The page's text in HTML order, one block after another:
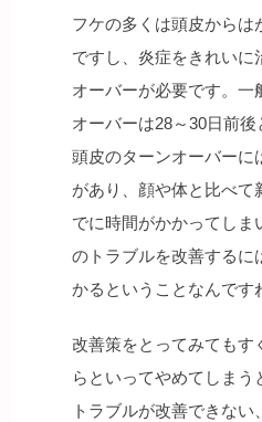
フケの多くは頭皮からは
ですし、炎症をきれいに
オーバーが必要です。一
オーバーは28～30日前後
頭皮のターンオーバーに
があり、顔や体と比べて
でに時間がかかってしま
のトラブルを改善するに
かるということなんです
改善策をとってみてもす
らといってやめてしま
トラブルが改善できな